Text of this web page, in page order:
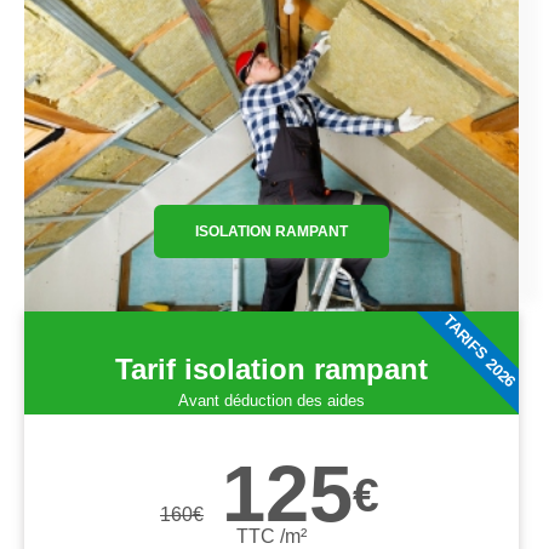
ISOLATION RAMPANT
Tarif isolation rampant
Avant déduction des aides
160€ 125€
TTC /m²
TARIFS 2026